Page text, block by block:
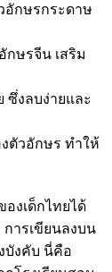
อักษรกระดาษ
กษรจีน เสริม
ซึ่งลบง่ายและ
ตัวอักษร ทำให้
องเด็กไทยได้
การเขียนลงบน
บังคับ นี่คือ